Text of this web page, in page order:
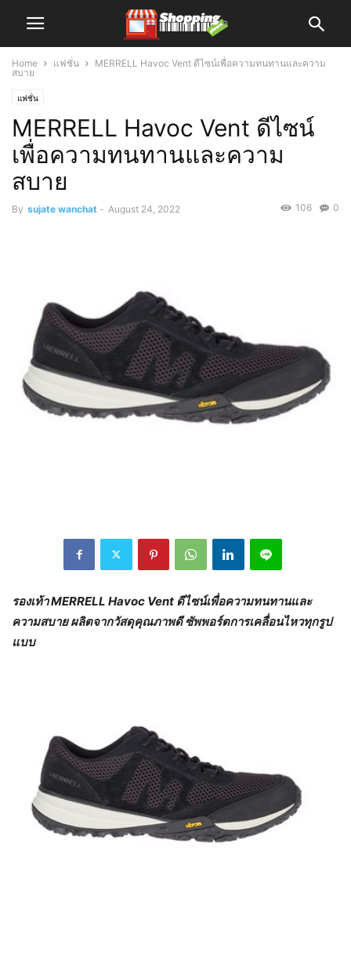
Home แฟชั่น
MERRELL Havoc Vent ดีไซน์เพื่อความทนทานและความ
สบาย
แฟชั่น
MERRELL Havoc Vent ดีไซน์
เพื่อความทนทานและความ
สบาย
By sujate wanchat - August 24, 2022 0
106
รองเท้าMERRELL Havoc Vent ดีไซน์เพื่อความทนทานและ
ความสบาย ผลิตจากวัสดุคุณภาพดี ซัพพอร์ตการเคลื่อนไหวทุกรูป
แบบ